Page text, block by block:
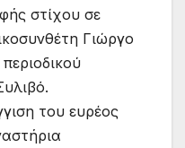
στίχου σε
Γιώργο
του ευρέος